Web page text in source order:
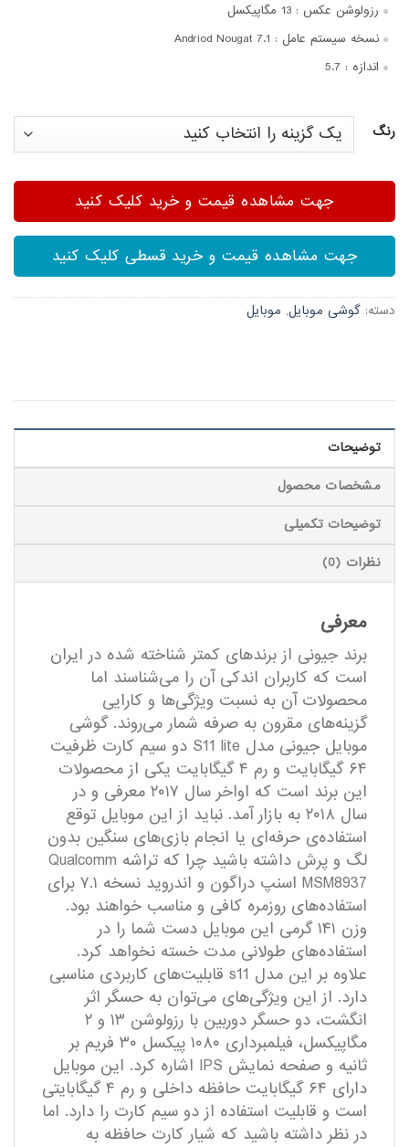
رزولوشن عکس : 13 مگاپیکسل
نسخه سیستم عامل : Andriod Nougat 7.1
اندازه : 5.7
رنگ
جهت مشاهده قیمت و خرید کلیک کنید
جهت مشاهده قیمت و خرید قسطی کلیک کنید
دسته: گوشی موبایل, موبایل
توضیحات
مشخصات محصول
توضیحات تکمیلی
نظرات (0)
معرفی
برند جیونی از برندهای کمتر شناخته شده در ایران
است که کاربران اندکی آن را می‌شناسند اما
محصولات آن به نسبت ویژگی‌ها و کارایی
گزینه‌های مقرون به صرفه شمار می‌روند. گوشی
موبایل جیونی مدل S11 lite دو سیم کارت ظرفیت
۶۴ گیگابایت و رم ۴ گیگابایت یکی از محصولات
این برند است که اواخر سال ۲۰۱۷ معرفی و در
سال ۲۰۱۸ به بازار آمد. نباید از این موبایل توقع
استفاده‌ی حرفه‌ای یا انجام بازی‌های سنگین بدون
لگ و پرش داشته باشید چرا که تراشه Qualcomm
MSM8937 اسنپ دراگون و اندروید نسخه ۷.۱ برای
استفاده‌های روزمره کافی و مناسب خواهند بود.
وزن ۱۴۱ گرمی این موبایل دست شما را در
استفاده‌های طولانی مدت خسته نخواهد کرد.
علاوه بر این مدل s11 قابلیت‌های کاربردی مناسبی
دارد. از این ویژگی‌های می‌توان به حسگر اثر
انگشت، دو حسگر دوربین با رزولوشن ۱۳ و ۲
مگاپیکسل، فیلمبرداری ۱۰۸۰ پیکسل ۳۰ فریم بر
ثانیه و صفحه نمایش IPS اشاره کرد. این موبایل
دارای ۶۴ گیگابایت حافظه داخلی و رم ۴ گیگابایتی
است و قابلیت استفاده از دو سیم کارت را دارد. اما
در نظر داشته باشید که شیار کارت حافظه به